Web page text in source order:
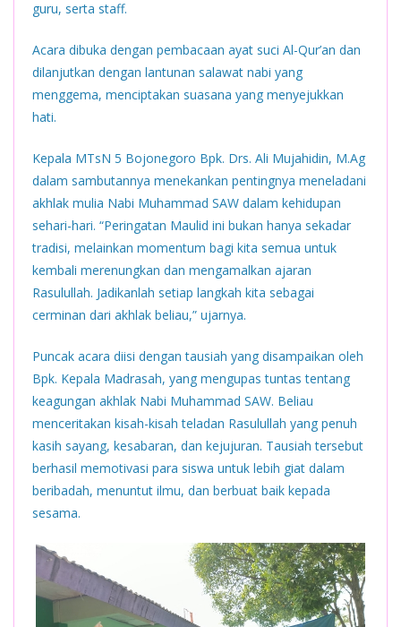
guru, serta staff.
Acara dibuka dengan pembacaan ayat suci Al-Qur’an dan
dilanjutkan dengan lantunan salawat nabi yang
menggema, menciptakan suasana yang menyejukkan
hati.
Kepala MTsN 5 Bojonegoro Bpk. Drs. Ali Mujahidin, M.Ag
dalam sambutannya menekankan pentingnya meneladani
akhlak mulia Nabi Muhammad SAW dalam kehidupan
sehari-hari. “Peringatan Maulid ini bukan hanya sekadar
tradisi, melainkan momentum bagi kita semua untuk
kembali merenungkan dan mengamalkan ajaran
Rasulullah. Jadikanlah setiap langkah kita sebagai
cerminan dari akhlak beliau,” ujarnya.
Puncak acara diisi dengan tausiah yang disampaikan oleh
Bpk. Kepala Madrasah, yang mengupas tuntas tentang
keagungan akhlak Nabi Muhammad SAW. Beliau
menceritakan kisah-kisah teladan Rasulullah yang penuh
kasih sayang, kesabaran, dan kejujuran. Tausiah tersebut
berhasil memotivasi para siswa untuk lebih giat dalam
beribadah, menuntut ilmu, dan berbuat baik kepada
sesama.